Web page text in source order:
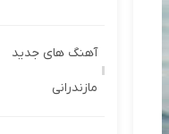
آهنگ های جدید
مازندرانی